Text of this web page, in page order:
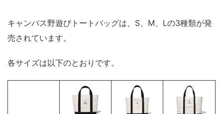
キャンバス野遊びトートバッグは、 S、M、Lの3種類が発
売されています。
各サイズは以下のとおりです。